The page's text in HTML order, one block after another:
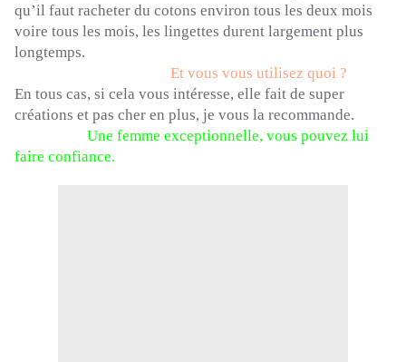
qu’il faut racheter du cotons environ tous les deux mois
voire tous les mois, les lingettes durent largement plus
longtemps.
Et vous vous utilisez quoi ?
En tous cas, si cela vous intéresse, elle fait de super
créations et pas cher en plus, je vous la recommande.
Une femme exceptionnelle, vous pouvez lui
faire confiance.